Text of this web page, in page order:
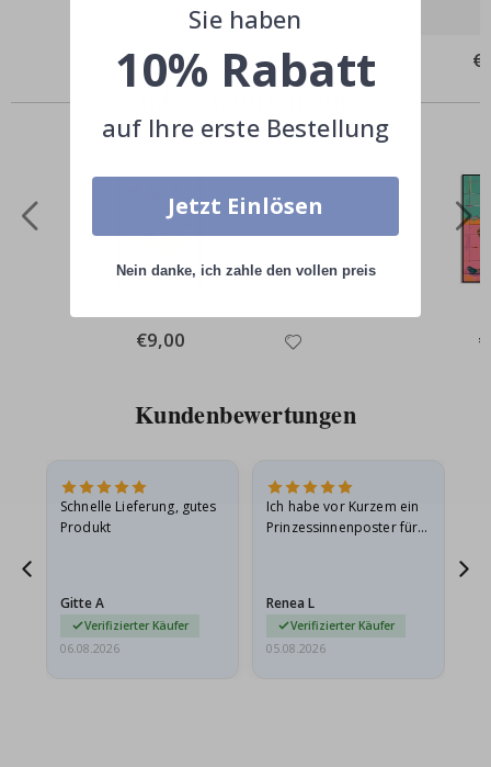
Special
Price
€39,00
Special
Price
€9,00
Kundenbewertungen
Schnelle Lieferung, gutes
Produkt
Gitte A
Verifizierter Käufer
06.08.2026
Ich habe vor Kurzem ein
Prinzessinnenposter für
beschädigt…
Renea L
Verifizierter Käufer
05.08.2026
Sie haben
10% Rabatt
auf Ihre erste Bestellung
Jetzt Einlösen
Nein danke, ich zahle den vollen preis